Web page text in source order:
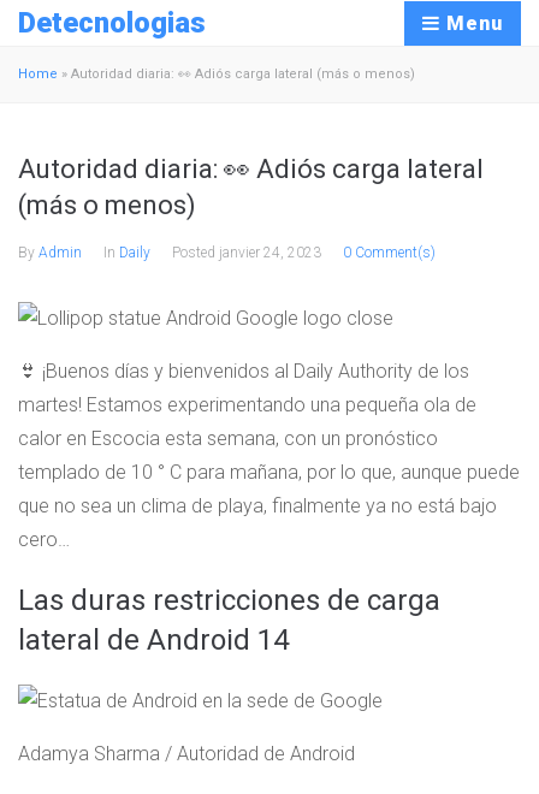
Detecnologias Menu
Home » Autoridad diaria: 👀 Adiós carga lateral (más o menos)
Autoridad diaria: 👀 Adiós carga lateral
(más o menos)
By Admin In Daily Posted janvier 24, 2023 0 Comment(s)
👙 ¡Buenos días y bienvenidos al Daily Authority de los
martes! Estamos experimentando una pequeña ola de
calor en Escocia esta semana, con un pronóstico
templado de 10 ° C para mañana, por lo que, aunque puede
que no sea un clima de playa, finalmente ya no está bajo
cero…
Las duras restricciones de carga
lateral de Android 14
Adamya Sharma / Autoridad de Android